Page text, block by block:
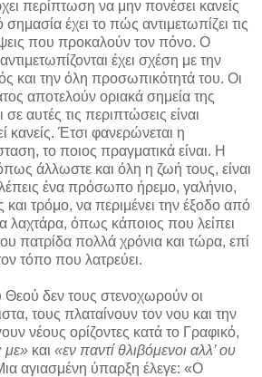
περίπτωση να μην πονέσει κανείς
έχει το πώς αντιμετωπίζει τις
που προκαλούν τον πόνο. Ο
έχει σχέση με την
και την όλη προσωπικότητά του. Οι
αποτελούν οριακά σημεία της
αυτές τις περιπτώσεις είναι
κανείς. Έτσι φανερώνεται η
το ποιος πραγματικά είναι. Η
άλλωστε και όλη η ζωή τους, είναι
ένα πρόσωπο ήρεμο, γαλήνιο,
και τρόμο, να περιμένει την έξοδο από
λαχτάρα, όπως κάποιος που λείπει
πατρίδα πολλά χρόνια και τώρα, επί
τόπο που λατρεύει.
δεν τους στενοχωρούν οι
τους πλαταίνουν τον νου και την
νέους ορίζοντες κατά το Γραφικό,
με» και «εν παντί θλιβόμενοι αλλ’ ου
αγιασμένη ύπαρξη έλεγε: «Ο